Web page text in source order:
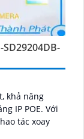
SD29204DB-
khả năng
POE. Với
tác xoay